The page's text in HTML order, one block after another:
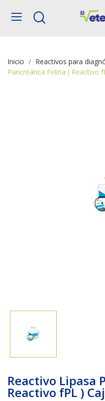
Inicio Reactivos para
Pancreática Felina ( Reactivo
Reactivo Lipasa
Reactivo fPL )